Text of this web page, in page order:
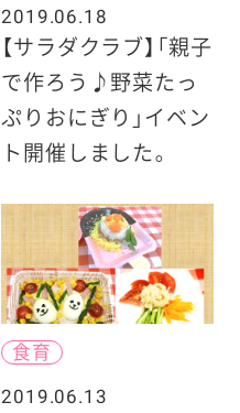
2019.06.18
【サラダクラブ】「親子
で作ろう♪野菜たっ
ぷりおにぎり」イベン
ト開催しました。
食育
2019.06.13